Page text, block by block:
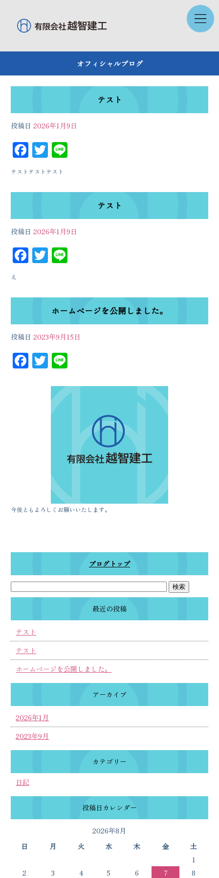
オフィシャルブログ
テスト
投稿日 2026年1月9日
F
ac
eb
oo
T
wi
tt
er
テストテストテスト
テスト
投稿日 2026年1月9日
F
ac
oo
T
wi
er
え
ホームページを公開しました。
投稿日 2023年9月15日
F T
tt
er
e
今後ともよろしくお願いいたします。
ブログトップ
最近の投稿
テスト
テスト
ホームページを公開しました。
アーカイブ
2026年1月
2023年9月
カテゴリー
日記
投稿日カレンダー
2026年8月
日
月 火 水 木 金
土
1
2
3 4 5 6 7 8